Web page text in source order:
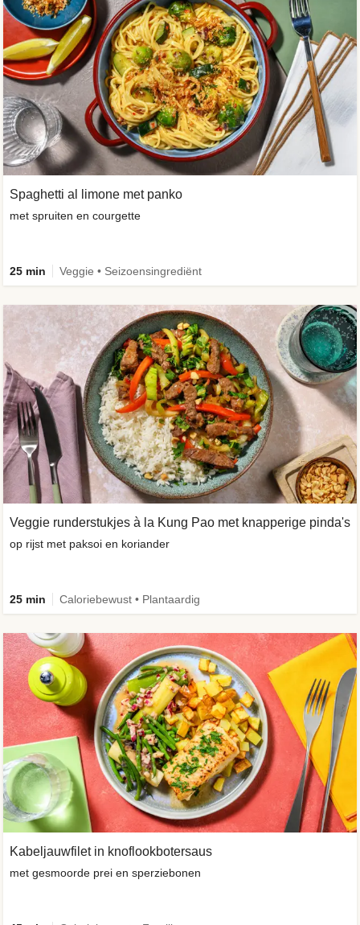
Spaghetti al limone met panko
met spruiten en courgette
25 min Veggie • Seizoensingrediënt
Veggie runderstukjes à la Kung Pao met knapperige pinda's
op rijst met paksoi en koriander
25 min Caloriebewust • Plantaardig
Kabeljauwfilet in knoflookbotersaus
met gesmoorde prei en sperziebonen